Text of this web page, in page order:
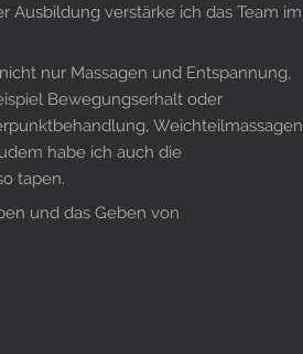
Ausbildung verstärke ich das Team im
nur Massagen und Entspannung,
Bewegungserhalt oder
Weichteilmassagen
habe ich auch die
tapen.
und das Geben von